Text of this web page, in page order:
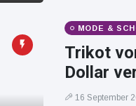
MODE &
Trikot
Dollar
16 September